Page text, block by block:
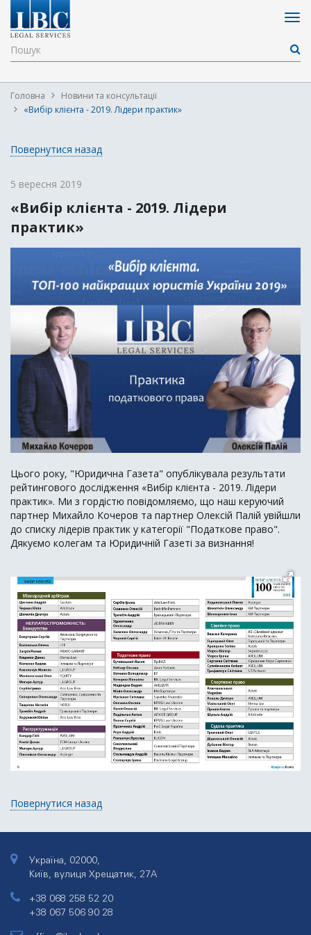
Головна
Новини та консультації
«Вибір клієнта - 2019. Лідери практик»
Повернутися назад
5 вересня 2019
«Вибір клієнта - 2019. Лідери
практик»
Цього року, "Юридична Газета" опублікувала результати
рейтингового дослідження «Вибір клієнта - 2019. Лідери
практик». Ми з гордістю повідомляємо, що наш керуючий
партнер Михайло Кочеров та партнер Олексій Палій увійшли
до списку лідерів практик у категорії "Податкове право".
Дякуємо колегам та Юридичній Газеті за визнання!
Повернутися назад
Україна, 02000,
Київ, вулиця Хрещатик, 27А
+38 068 258 52 20
+38 067 506 90 28